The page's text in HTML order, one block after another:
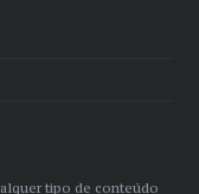
tipo de conteúdo